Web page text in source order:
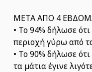
ΜΕΤΑ ΑΠΟ 4
• Το 94% δήλωσε
περιοχή γύρω από
• Το 90% δήλωσε
τα μάτια έγινε